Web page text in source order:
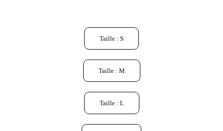
Taille : S
Taille : M
Taille : L